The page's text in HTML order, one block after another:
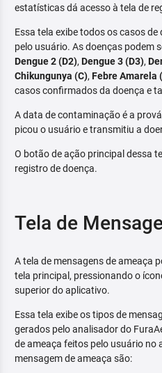
estatísticas dá acesso à tela de
Essa tela exibe todos os casos
pelo usuário. As doenças podem
Dengue 2 (D2), Dengue 3 (D3),
Chikungunya (C), Febre Amarela
casos confirmados da doença e
A data de contaminação é a
picou o usuário e transmitiu a
O botão de ação principal dessa
registro de doença.
Tela de
A tela de mensagens de ameaça
tela principal, pressionando o
superior do aplicativo.
Essa tela exibe os tipos de
gerados pelo analisador do
de ameaça feitos pelo usuário no
mensagem de ameaça são: